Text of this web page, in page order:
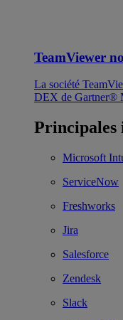
TeamViewer
La société
DEX de Gartner®
Principales
Microsoft
ServiceNow
Freshworks
Jira
Salesforce
Zendesk
Slack